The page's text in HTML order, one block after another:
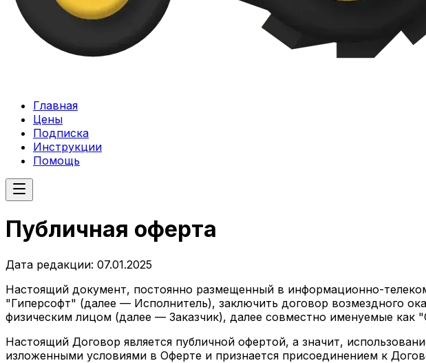
Главная
Цены
Подписка
Инструкции
Помощь
Публичная оферта
Дата редакции: 07.01.2025
Настоящий документ, постоянно размещенный в информационно-
"Гиперсофт" (далее — Исполнитель), заключить договор возмездного
физическим лицом (далее — Заказчик), далее совместно именуемые как
Настоящий Договор является публичной офертой, а значит,
изложенными условиями в Оферте и признается присоединением к